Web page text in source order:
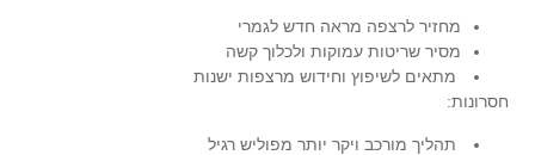
מחזיר לרצפה מראה חדש לגמרי
מסיר שריטות עמוקות ולכלוך קשה
מתאים לשיפוץ וחידוש מרצפות ישנות
חסרונות:
תהליך מורכב ויקר יותר מפוליש רגיל